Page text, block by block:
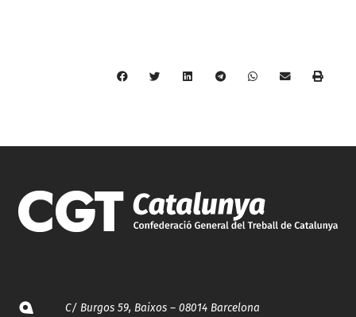
C/ Burgos 59, Baixos – 08014 Barcelona